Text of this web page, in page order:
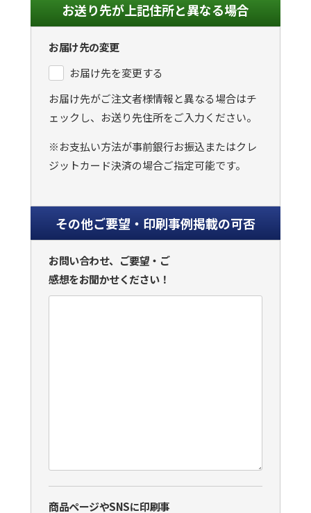
お送り先が上記住所と異なる場合
お届け先の変更
お届け先を変更する
お届け先がご注文者様情報と異なる場合はチ
ェックし、お送り先住所をご入力ください。
※お支払い方法が事前銀行お振込またはクレ
ジットカード決済の場合ご指定可能です。
その他ご要望・印刷事例掲載の可否
お問い合わせ、ご要望・ご
感想をお聞かせください！
商品ページやSNSに印刷事